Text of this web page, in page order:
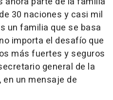
30 naciones y casi mil
un familia que se basa
importa el desafío que
más fuertes y seguros
general de la
en un mensaje de